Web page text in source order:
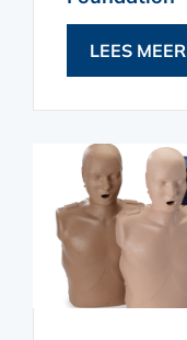
LEES MEER